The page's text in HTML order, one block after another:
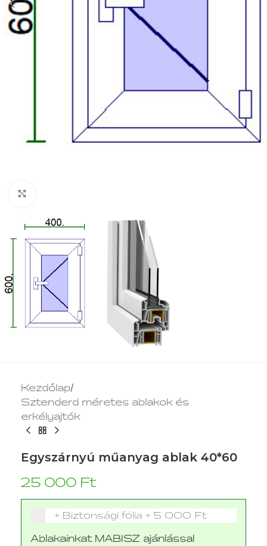
Kezdőlap/
Sztenderd méretes ablakok és
erkélyajtók
Egyszárnyú műanyag ablak 40*60
25 000 Ft
+ Biztonsági fólia + 5 000 Ft
Ablakainkat MABISZ ajánlással